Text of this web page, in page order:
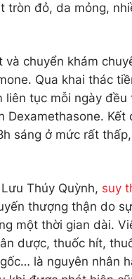
tròn đỏ, da mỏng,
chuyển khám
Qua khai thác
liên tục mỗi ngày
Dexamethasone.
sáng ở mức rất
Thúy Quỳnh, suy
thượng thận do
một thời gian dài.
dược, thuốc hít,
là nguyên nhân